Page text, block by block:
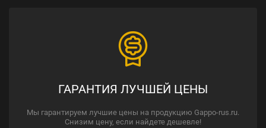
ГАРАНТИЯ ЛУЧШЕЙ ЦЕНЫ
Мы гарантируем лучшие цены на продукцию Gappo-rus.ru.
Снизим цену, если найдете дешевле!